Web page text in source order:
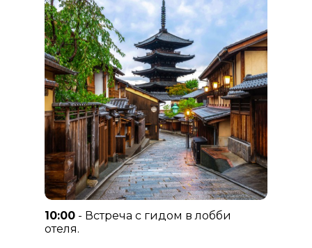
10:00 - Встреча с гидом в лобби
отеля.